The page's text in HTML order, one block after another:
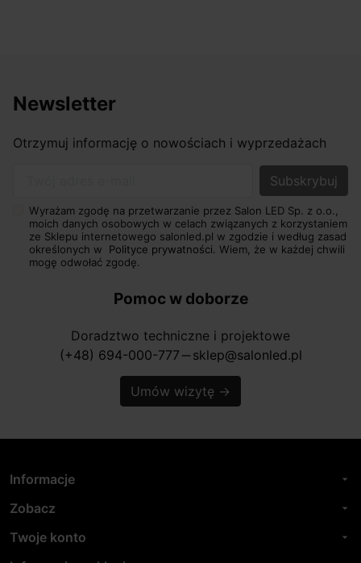
Newsletter
Otrzymuj informację o nowościach i wyprzedażach
Wyrażam zgodę na przetwarzanie przez Salon LED Sp. z o.o.,
moich danych osobowych w celach związanych z korzystaniem
ze Sklepu internetowego salonled.pl w zgodzie i według zasad
określonych w Polityce prywatności. Wiem, że w każdej chwili
mogę odwołać zgodę.
Pomoc w doborze
Doradztwo techniczne i projektowe
(+48) 694-000-777 horizontal_rule sklep@salonled.pl
Umów wizytę →
Informacje arrow_drop_down
Zobacz arrow_drop_down
Twoje konto arrow_drop_down